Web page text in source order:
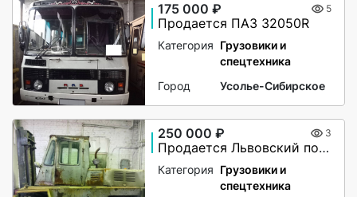
175 000 ₽ 5
Продается ПАЗ 32050R
Категория Грузовики и
спецтехника
Город
Усолье-Сибирское
250 000 ₽ 3
Продается Львовский погрузчи
Категория Грузовики и
спецтехника